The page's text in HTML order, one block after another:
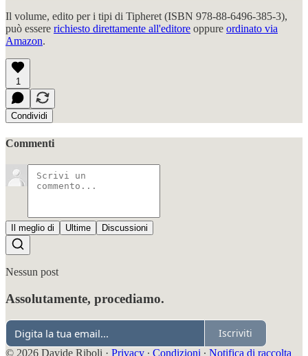
Il volume, edito per i tipi di Tipheret (ISBN 978-88-6496-385-3),
può essere richiesto direttamente all'editore oppure ordinato via
Amazon.
1
Condividi
Commenti
Il meglio di Ultime Discussioni
Nessun post
Assolutamente, procediamo.
Iscriviti
© 2026 Davide Riboli · Privacy ∙ Condizioni ∙ Notifica di raccolta